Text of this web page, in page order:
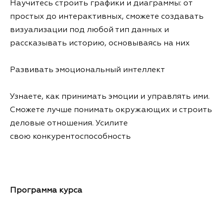
Научитесь строить графики и диаграммы: от
простых до интерактивных, сможете создавать
визуализации под любой тип данных и
рассказывать историю, основываясь на них
Развивать эмоциональный интеллект
Узнаете, как принимать эмоции и управлять ими.
Сможете лучше понимать окружающих и строить
деловые отношения. Усилите
свою конкурентоспособность
Программа курса